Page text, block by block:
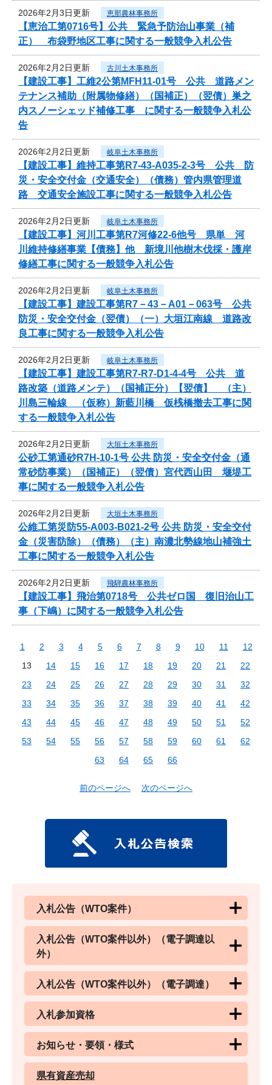
2026年2月3日更新 恵那農林事務所
【恵治工第0716号】公共 緊急予防治山事業（補
正） 布袋野地区工事に関する一般競争入札公告
2026年2月2日更新 古川土木事務所
【建設工事】工維2公第MFH11-01号 公共 道路メン
テナンス補助（附属物修繕）（国補正）（翌債）巣之
内スノーシェッド補修工事 に関する一般競争入札公
告
2026年2月2日更新 岐阜土木事務所
【建設工事】維持工事第R7-43-A035-2-3号 公共 防
災・安全交付金（交通安全）（債務）管内県管理道
路 交通安全施設工事に関する一般競争入札公告
2026年2月2日更新 岐阜土木事務所
【建設工事】河川工事第R7河修22-6他号 県単 河
川維持修繕事業【債務】他 新境川他樹木伐採・護岸
修繕工事に関する一般競争入札公告
2026年2月2日更新 岐阜土木事務所
【建設工事】建設工事第R7－43－A01－063号 公共
防災・安全交付金（翌債）（一）大垣江南線 道路改
良工事に関する一般競争入札公告
2026年2月2日更新 岐阜土木事務所
【建設工事】建設工事第R7-R7-D1-4-4号 公共 道
路改築（道路メンテ）（国補正分）【翌債】 （主）
川島三輪線 （仮称）新藍川橋 仮桟橋撤去工事に関
する一般競争入札公告
2026年2月2日更新 大垣土木事務所
公砂工第通砂R7H-10-1号 公共 防災・安全交付金（通
常砂防事業）（国補正）（翌債）宮代西山田 堰堤工
事に関する一般競争入札公告
2026年2月2日更新 大垣土木事務所
公維工第災防55-A003-B021-2号 公共 防災・安全交付
金（災害防除）（債務）（主）南濃北勢線地山補強土
工事に関する一般競争入札公告
2026年2月2日更新 飛騨農林事務所
【建設工事】飛治第0718号 公共ゼロ国 復旧治山工
事（下嶋）に関する一般競争入札公告
1 2 3 4 5 6 7 8 9 10 11
12
13
14 15 16 17 18 19 20 21
22
23
24 25 26 27 28 29 30 31
32
33
34 35 36 37 38 39 40 41
42
43
44 45 46 47 48 49 50 51
52
53
54 55 56 57 58 59 60 61
62
63
64 65 66
前のページへ 次のページへ
入札公告（WTO案件）
入札公告（WTO案件以外）（電子調達以
外）
入札公告（WTO案件以外）（電子調達）
入札参加資格
お知らせ・要領・様式
県有資産売却